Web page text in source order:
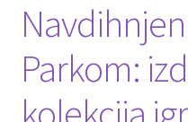
Navdihnjen
Parkom:
kolekcija